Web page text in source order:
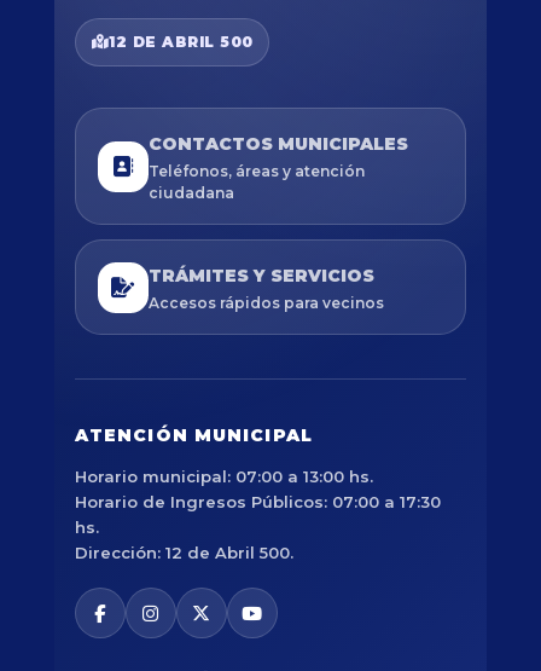
12 DE ABRIL 500
CONTACTOS MUNICIPALES
Teléfonos, áreas y atención
ciudadana
TRÁMITES Y SERVICIOS
Accesos rápidos para vecinos
ATENCIÓN MUNICIPAL
Horario municipal: 07:00 a 13:00 hs.
Horario de Ingresos Públicos: 07:00 a 17:30
hs.
Dirección: 12 de Abril 500.